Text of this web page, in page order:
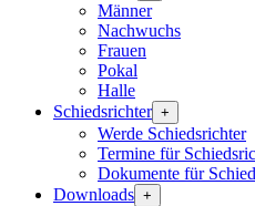
Männer
Nachwuchs
Frauen
Pokal
Halle
Schiedsrichter +
Werde Schiedsrichter
Termine für
Dokumente für
Downloads +